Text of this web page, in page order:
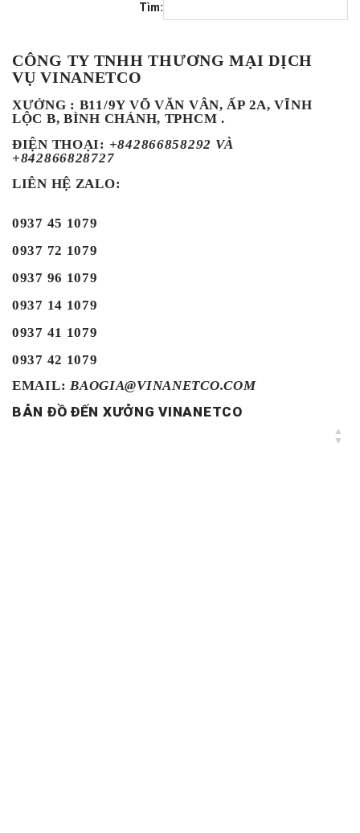
Tìm:
CÔNG TY TNHH THƯƠNG MẠI DỊCH
VỤ VINANETCO
XƯỞNG : B11/9Y VÕ VĂN VÂN, ẤP 2A, VĨNH
LỘC B, BÌNH CHÁNH, TPHCM .
ĐIỆN THOẠI: +842866858292 VÀ
+842866828727
LIÊN HỆ ZALO:
0937 45 1079
0937 72 1079
0937 96 1079
0937 14 1079
0937 41 1079
0937 42 1079
EMAIL: BAOGIA@VINANETCO.COM
BẢN ĐỒ ĐẾN XƯỞNG VINANETCO